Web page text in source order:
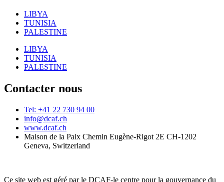
LIBYA
TUNISIA
PALESTINE
LIBYA
TUNISIA
PALESTINE
Contacter nous
Tel: +41 22 730 94 00
info@dcaf.ch
www.dcaf.ch
Maison de la Paix Chemin Eugène-Rigot 2E CH-1202
Geneva, Switzerland
Ce site web est géré par le DCAF-le centre pour la gouvernance du